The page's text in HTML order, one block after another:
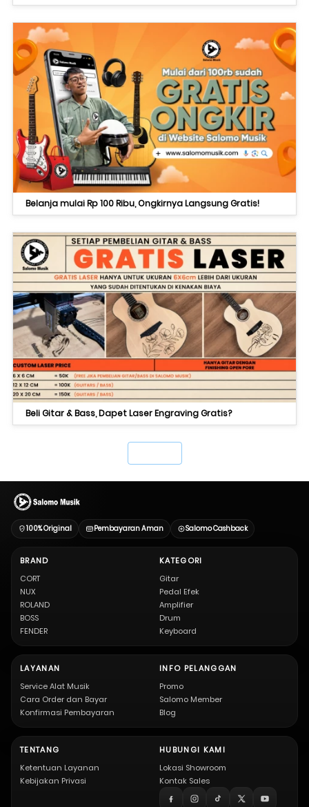
Belanja mulai Rp 100 Ribu, Ongkirnya Langsung Gratis!
Beli Gitar & Bass, Dapet Laser Engraving Gratis?
100% Original Pembayaran Aman Salomo Cashback
BRAND
CORT
NUX
ROLAND
BOSS
FENDER
KATEGORI
Gitar
Pedal Efek
Amplifier
Drum
Keyboard
LAYANAN
Service Alat Musik
Cara Order dan Bayar
Konfirmasi Pembayaran
INFO PELANGGAN
Promo
Salomo Member
Blog
TENTANG
Ketentuan Layanan
Kebijakan Privasi
HUBUNGI KAMI
Lokasi Showroom
Kontak Sales